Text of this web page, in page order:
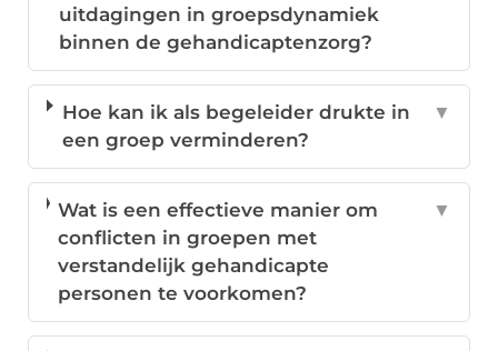
uitdagingen in groepsdynamiek
binnen de gehandicaptenzorg?
Hoe kan ik als begeleider drukte in
een groep verminderen?
▼
Wat is een effectieve manier om
conflicten in groepen met
verstandelijk gehandicapte
personen te voorkomen?
▼